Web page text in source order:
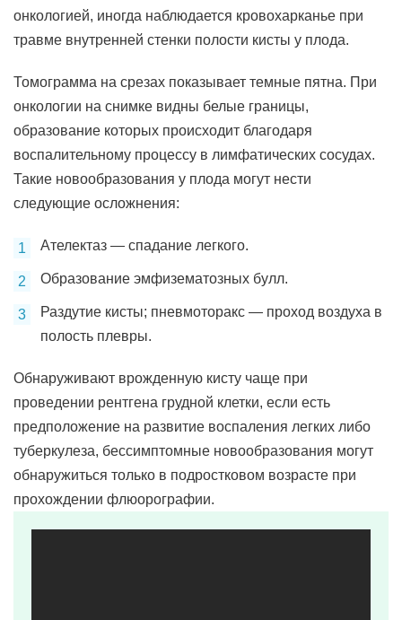
онкологией, иногда наблюдается кровохарканье при
травме внутренней стенки полости кисты у плода.
Томограмма на срезах показывает темные пятна. При
онкологии на снимке видны белые границы,
образование которых происходит благодаря
воспалительному процессу в лимфатических сосудах.
Такие новообразования у плода могут нести
следующие осложнения:
Ателектаз — спадание легкого.
Образование эмфизематозных булл.
Раздутие кисты; пневмоторакс — проход воздуха в
полость плевры.
Обнаруживают врожденную кисту чаще при
проведении рентгена грудной клетки, если есть
предположение на развитие воспаления легких либо
туберкулеза, бессимптомные новообразования могут
обнаружиться только в подростковом возрасте при
прохождении флюорографии.